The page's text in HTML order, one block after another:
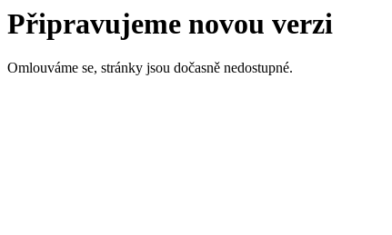
Připravujeme novou verzi
Omlouváme se, stránky jsou dočasně nedostupné.